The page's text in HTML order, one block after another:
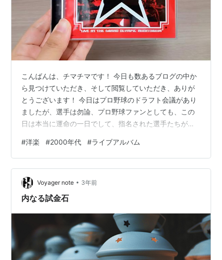
こんばんは、チマチマです！ 今日も数あるブログの中か
ら見つけていただき、そして閲覧していただき、ありが
とうございます！ 今日はプロ野球のドラフト会議があり
ましたが、選手は勿論、プロ野球ファンとしても、この
日は本当に運命の一日でして、指名された選手たちが今
夢とロマンに酔いしれる、そんな、年に一度の楽しみ、
それがドラフト会議。 指名された選手の皆さん、是非、
球界を代表するような選手になってくださいね！ …とい
うことで、今夜ご紹介する名盤は、そんなドラフト会議
とは1ミリも関係のない（笑）、Rage Against The
#洋楽 #2000年代 #ライブアルバム
Voyager note • 3年前
内なる試金石